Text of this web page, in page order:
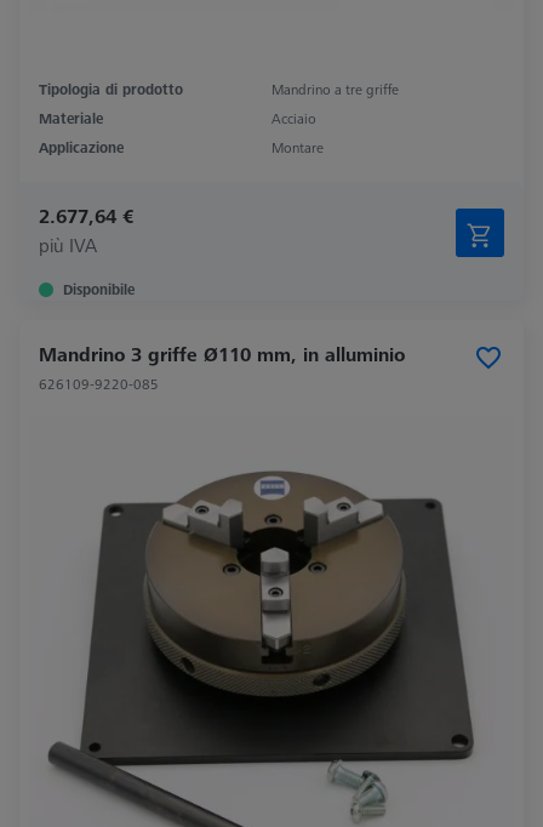
Tipologia di prodotto
Mandrino a tre griffe
Materiale
Acciaio
Applicazione
Montare
2.677,64 €
più IVA
Disponibile
Mandrino 3 griffe Ø110 mm, in alluminio
626109-9220-085